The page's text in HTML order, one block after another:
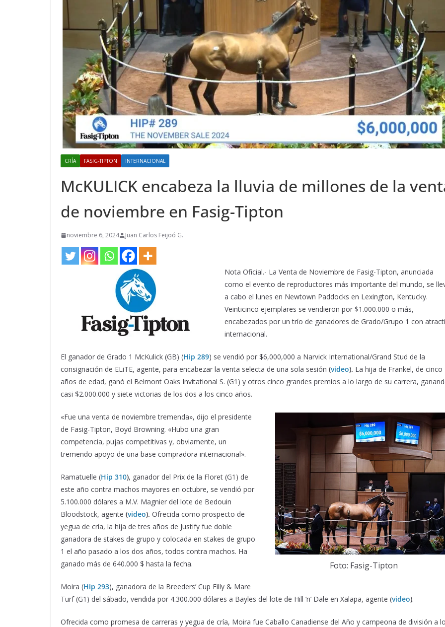
CRÍA FASIG-TIPTON INTERNACIONAL
McKULICK encabeza la lluvia de millones de la
de noviembre en Fasig-Tipton
noviembre 6, 2024 Juan Carlos Feijoó G.
Nota Oficial.- La Venta de Noviembre de Fasig-Tipton, anunciada
como el evento de reproductores más importante del mundo, se
a cabo el lunes en Newtown Paddocks en Lexington, Kentucky.
Veinticinco ejemplares se vendieron por $1.000.000 o más,
encabezados por un trío de ganadores de Grado/Grupo 1 con
internacional.
El ganador de Grado 1 McKulick (GB) (Hip 289) se vendió por $6,000,000 a Narvick International/Grand Stud de la
consignación de ELiTE, agente, para encabezar la venta selecta de una sola sesión (video). La hija de Frankel, de cinco
años de edad, ganó el Belmont Oaks Invitational S. (G1) y otros cinco grandes premios a lo largo de su carrera,
casi $2.000.000 y siete victorias de los dos a los cinco años.
Foto: Fasig-Tipton
«Fue una venta de noviembre tremenda», dijo el presidente
de Fasig-Tipton, Boyd Browning. «Hubo una gran
competencia, pujas competitivas y, obviamente, un
tremendo apoyo de una base compradora internacional».
Ramatuelle (Hip 310), ganador del Prix de la Floret (G1) de
este año contra machos mayores en octubre, se vendió por
5.100.000 dólares a M.V. Magnier del lote de Bedouin
Bloodstock, agente (video). Ofrecida como prospecto de
yegua de cría, la hija de tres años de Justify fue doble
ganadora de stakes de grupo y colocada en stakes de grupo
1 el año pasado a los dos años, todos contra machos. Ha
ganado más de 640.000 $ hasta la fecha.
Moira (Hip 293), ganadora de la Breeders’ Cup Filly & Mare
Turf (G1) del sábado, vendida por 4.300.000 dólares a Bayles del lote de Hill ‘n’ Dale en Xalapa, agente (video).
Ofrecida como promesa de carreras y yegua de cría, Moira fue Caballo Canadiense del Año y campeona de división a